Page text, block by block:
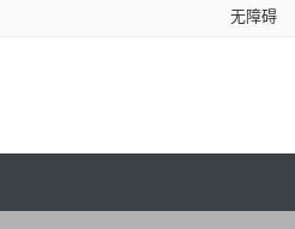
无障碍